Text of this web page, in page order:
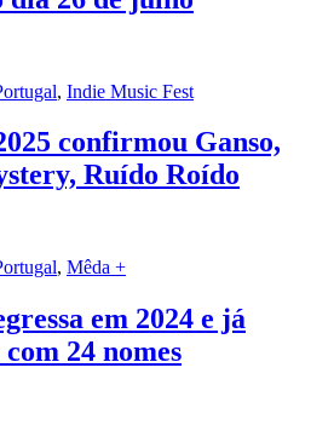
, Indie Music Fest
confirmou Ganso,
Ruído Roído
, Mêda +
em 2024 e já
24 nomes